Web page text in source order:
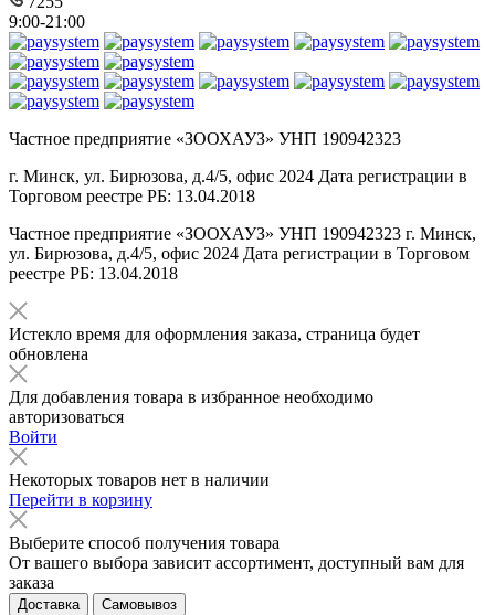
9:00-21:00
Частное предприятие «ЗООХАУЗ» УНП 190942323
г. Минск, ул. Бирюзова, д.4/5, офис 2024 Дата регистрации в
Торговом реестре РБ: 13.04.2018
Частное предприятие «ЗООХАУЗ» УНП 190942323 г. Минск,
ул. Бирюзова, д.4/5, офис 2024 Дата регистрации в Торговом
реестре РБ: 13.04.2018
Истекло время для оформления заказа, страница будет
обновлена
Для добавления товара в избранное необходимо
авторизоваться
Войти
Некоторых товаров нет в наличии
Перейти в корзину
Выберите способ получения товара
От вашего выбора зависит ассортимент, доступный вам для
заказа
Доставка Самовывоз